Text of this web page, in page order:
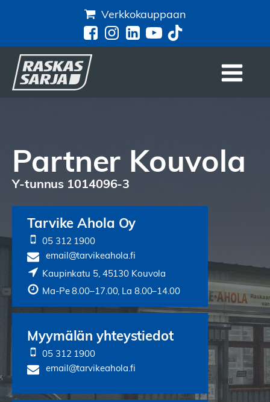
Verkkokauppaan
Partner Kouvola
Y-tunnus 1014096-3
Tarvike Ahola Oy
05 312 1900
email@tarvikeahola.fi
Kaupinkatu 5, 45130 Kouvola
Ma-Pe 8.00–17.00, La 8.00–14.00
Myymälän yhteystiedot
05 312 1900
email@tarvikeahola.fi